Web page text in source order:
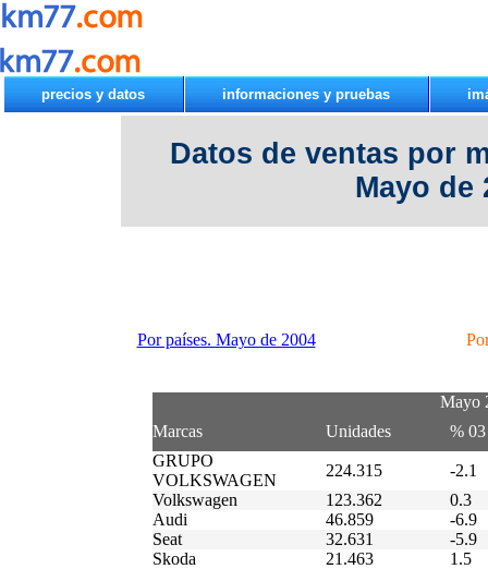
precios y datos informaciones y pruebas
Datos de ventas por
Mayo de
Por países. Mayo de 2004
Mayo
Marcas
Unidades
%
GRUPO
VOLKSWAGEN
224.315
-2.1
Volkswagen
123.362
0.3
Audi
46.859
-6.9
Seat
32.631
-5.9
Skoda
21.463 1.5